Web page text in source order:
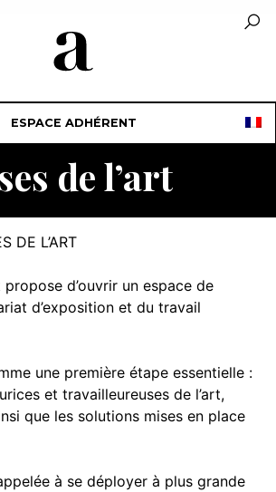
ESPACE ADHÉRENT
de l’art
DE L’ART
d’ouvrir un espace de
d’exposition et du travail
une première étape essentielle :
et travailleureuses de l’art,
que les solutions mises en place
à se déployer à plus grande